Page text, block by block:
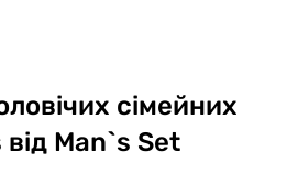
сімейних
Man`s Set